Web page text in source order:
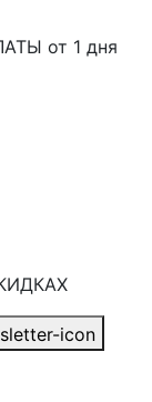
от 1 дня